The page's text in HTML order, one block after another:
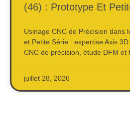
(46) : Prototype Et
Usinage CNC de Précision dans
et Petite Série : expertise Axis
CNC de précision, étude DFM
juillet 28, 2026